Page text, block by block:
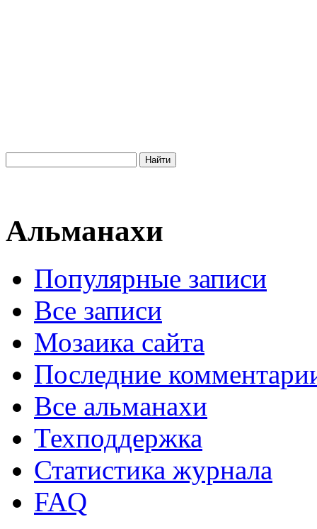
Альманахи
Популярные записи
Все записи
Мозаика сайта
Последние
Все альманахи
Техподдержка
Статистика журнала
FAQ